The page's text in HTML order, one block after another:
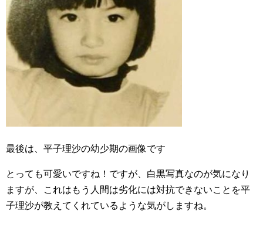
最後は、平子理沙の幼少期の画像です
とっても可愛いですね！ですが、白黒写真なのが気になり
ますが、これはもう人間は劣化には対抗できないことを平
子理沙が教えてくれているような気がしますね。